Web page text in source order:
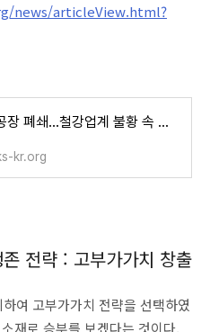
news/articleView.html?
급여 반납에 공장 폐쇄…철강업계 불황 속 포스코, 첫 노조 파업 위기 - 위키리크스한국
kr.org
전략 : 고부가가치 창출
여 고부가가치 전략을 선택하였
재로 승부를 보겠다는 것이다.